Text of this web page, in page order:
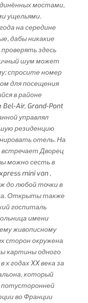
мостами,
ущельями.
на середине
дабы никакие
здесь
шум может
спросите номер
для посещения
в районе
Air, Grand-Pont
управлял
резиденцию
отель. На
Дворец
можно сесть в
mini van ,
до любой точки в
Открыты также
госпиталь
имени
живописному
сторон окружена
картины одного
годах XX века за
который
потусторонней
во Франции